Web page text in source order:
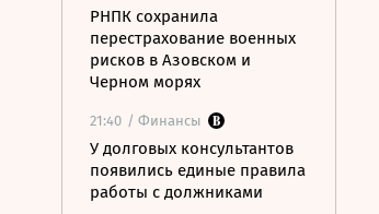
РНПК сохранила
перестрахование военных
рисков в Азовском и
Черном морях
21:40 / Финансы
У долговых консультантов
появились единые правила
работы с должниками